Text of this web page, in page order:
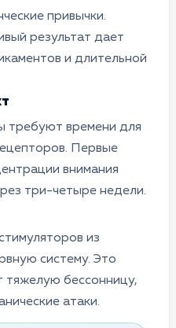
привычки.
результат дает
и длительной
требуют времени для
Первые
внимания
три-четыре недели.
из
систему. Это
тяжелую бессонницу,
атаки.